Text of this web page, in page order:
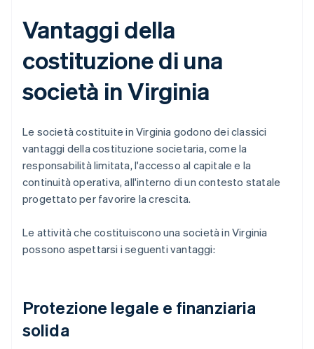
Vantaggi della
costituzione di una
società in Virginia
Le società costituite in Virginia godono dei classici
vantaggi della costituzione societaria, come la
responsabilità limitata, l'accesso al capitale e la
continuità operativa, all'interno di un contesto statale
progettato per favorire la crescita.
Le attività che costituiscono una società in Virginia
possono aspettarsi i seguenti vantaggi:
Protezione legale e finanziaria
solida